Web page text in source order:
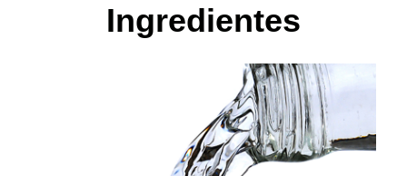
Ingredientes